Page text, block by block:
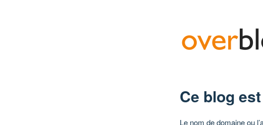
Ce blog
Le nom de domaine ou